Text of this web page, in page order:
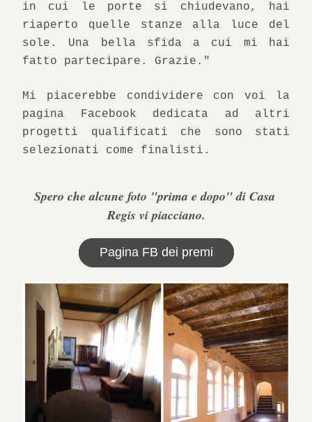
in cui le porte si chiudevano, hai
riaperto quelle stanze alla luce del
sole. Una bella sfida a cui mi hai
fatto partecipare. Grazie."
Mi piacerebbe condividere con voi la
pagina Facebook dedicata ad altri
progetti qualificati che sono stati
selezionati come finalisti.
Spero che alcune foto "prima e dopo" di Casa
Regis vi piacciano.
Pagina FB dei premi